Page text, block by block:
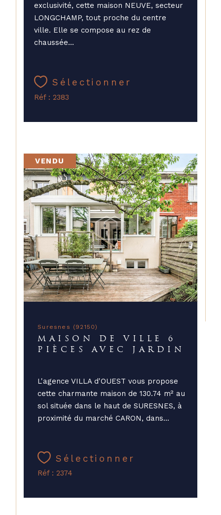
exclusivité, cette maison NEUVE, secteur
LONGCHAMP, tout proche du centre
ville. Elle se compose au rez de
chaussée...
Sélectionner
Réf : 2383
Suresnes (92150)
MAISON DE VILLE 6
PIÈCES AVEC JARDIN
L'agence VILLA d'OUEST vous propose
cette charmante maison de 130.74 m² au
sol située dans le haut de SURESNES, à
proximité du marché CARON, dans...
Sélectionner
Réf : 2374
VENDU